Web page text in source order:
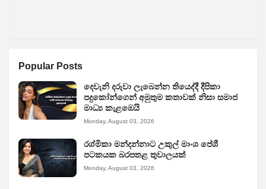
Popular Posts
දෙවැනි දරුවා ලැබෙන්න තියෙද්දී දීපිකා
පදුකෝන්ගෙන් අමුතුම කතාවක් නිසා සමාජ
මාධ්‍ය කැළඹෙයි
Monday, August 03, 2026
රශ්මිකා මන්දන්නාට උකුල් මාංශ පේශී
පටකයක බරපතළ තුවාලයක්
Monday, August 03, 2026